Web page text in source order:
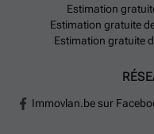
Estimation
Estimation gratuite
Estimation gratuite
Immovlan.be sur